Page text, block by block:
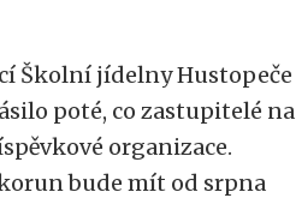
Školní jídelny Hustopeče
poté, co zastupitelé na
organizace.
bude mít od srpna